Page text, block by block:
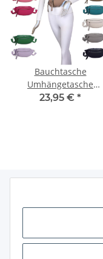
Bauchtasche
Umhängetasche
Crossbody-Bag
23,95 € *
Gesetzliche